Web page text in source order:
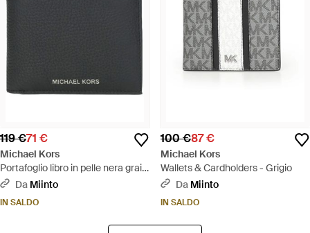
119 €71 €
Michael Kors
Portafoglio libro in pelle nera grain
- Nero
Da Miinto
IN SALDO
100 €87 €
Michael Kors
Wallets & Cardholders - Grigio
Da Miinto
IN SALDO